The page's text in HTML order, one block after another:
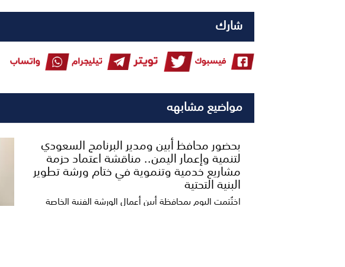
شارك
مواضيع مشابهه
بحضور محافظ أبين ومدير البرنامج السعودي
لتنمية وإعمار اليمن.. مناقشة اعتماد حزمة
مشاريع خدمية وتنموية في ختام ورشة تطوير
البنية التحتية
اختُتمت اليوم بمحافظة أبين أعمال الورشة الفنية الخاصة